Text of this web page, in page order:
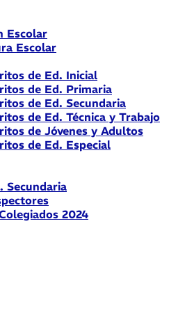
Escolar
Escolar
de Ed. Inicial
de Ed. Primaria
de Ed. Secundaria
de Ed. Técnica y Trabajo
de Jóvenes y Adultos
de Ed. Especial
Secundaria
2024